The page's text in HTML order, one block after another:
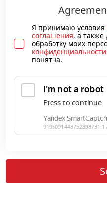
Я принимаю условия
соглашения, а также
обработку моих
конфиденциальности
понятна.